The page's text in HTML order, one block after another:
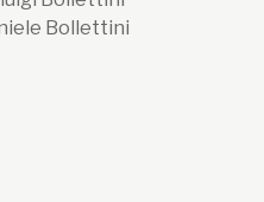
Bollettini